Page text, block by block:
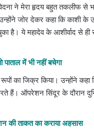
ने मेरा हृदय बहुत तकलीफ से भर
जोर देकर कहा कि काशी के
चुका है। ये महादेव के आशीर्वाद
पाताल में भी नहीं बचेगा
रूपों का जिक्र किया। उन्होंने
हैं। ऑपरेशन सिंदूर के दौरान
की ताकत का कराया अहसास